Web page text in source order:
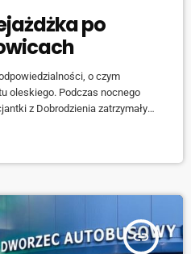
po
o czym
oleskiego. Podczas nocnego
z Dobrodzienia zatrzymały
poruszała się w sposób
trafiła do Sądu […]
insert_link